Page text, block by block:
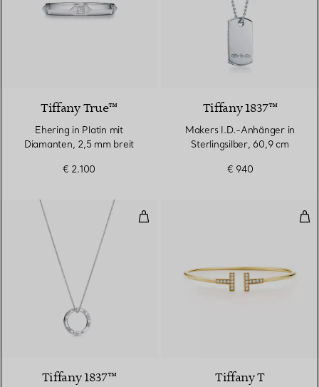
2 Materialien
Tiffany True™
Ehering in Platin mit
Diamanten, 2,5 mm breit
€ 2.100
Tiffany 1837™
Makers I.D.-Anhänger in
Sterlingsilber, 60,9 cm
€ 940
Kreisanhänger in Silber, Medium
Tiffany 1837™ Tiffany T